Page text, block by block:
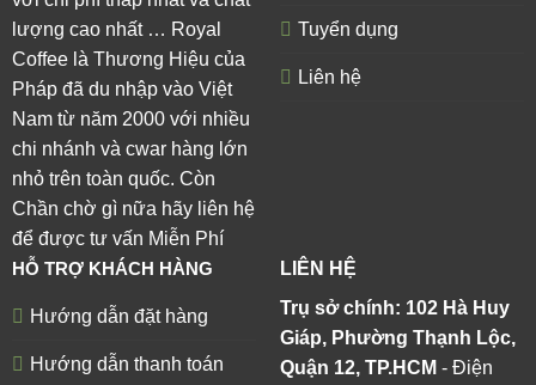
lượng cao nhất … Royal
Coffee là Thương Hiệu của
Pháp đã du nhập vào Việt
Nam từ năm 2000 với nhiều
chi nhánh và cwar hàng lớn
nhỏ trên toàn quốc. Còn
Chần chờ gì nữa hãy liên hệ
để được tư vấn Miễn Phí
Tuyển dụng
Liên hệ
HỖ TRỢ KHÁCH HÀNG
Hướng dẫn đặt hàng
Hướng dẫn thanh toán
LIÊN HỆ
Trụ sở chính: 102 Hà Huy
Giáp, Phường Thạnh Lộc,
Quận 12, TP.HCM - Điện